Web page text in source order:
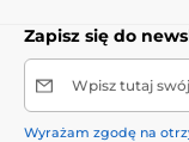
Zapisz się do
Wpisz tutaj
Wyrażam zgodę na